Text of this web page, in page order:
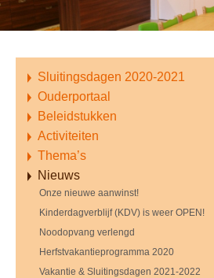
Sluitingsdagen 2020-2021
Ouderportaal
Beleidstukken
Activiteiten
Thema’s
Nieuws
Onze nieuwe aanwinst!
Kinderdagverblijf (KDV) is weer OPEN!
Noodopvang verlengd
Herfstvakantieprogramma 2020
Vakantie & Sluitingsdagen 2021-2022